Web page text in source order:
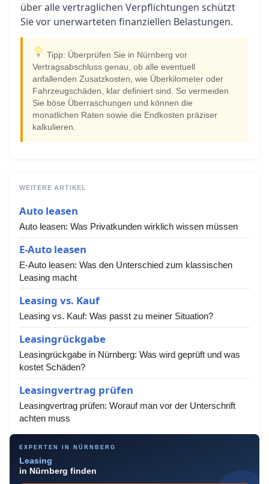
über alle vertraglichen Verpflichtungen schützt
Sie vor unerwarteten finanziellen Belastungen.
Tipp: Überprüfen Sie in Nürnberg vor
Vertragsabschluss genau, ob alle eventuell
anfallenden Zusatzkosten, wie Überkilometer oder
Fahrzeugschäden, klar definiert sind. So vermeiden
Sie böse Überraschungen und können die
monatlichen Raten sowie die Endkosten präziser
kalkulieren.
WEITERE ARTIKEL
Auto leasen
Auto leasen: Was Privatkunden wirklich wissen müssen
E-Auto leasen
E-Auto leasen: Was den Unterschied zum klassischen
Leasing macht
Leasing vs. Kauf
Leasing vs. Kauf: Was passt zu meiner Situation?
Leasingrückgabe
Leasingrückgabe in Nürnberg: Was wird geprüft und was
kostet Schäden?
Leasingvertrag prüfen
Leasingvertrag prüfen: Worauf man vor der Unterschrift
achten muss
EXPERTEN IN NÜRNBERG
Leasing
in Nürnberg finden